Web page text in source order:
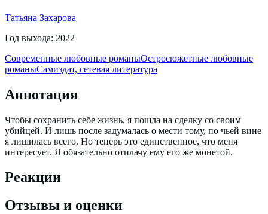
Татьяна Захарова
Год выхода: 2022
Современные любовные романыОстросюжетные любовные
романыСамиздат, сетевая литература
Аннотация
Чтобы сохранить себе жизнь, я пошла на сделку со своим
убийцей. И лишь после задумалась о мести тому, по чьей вине
я лишилась всего. Но теперь это единственное, что меня
интересует. Я обязательно отплачу ему его же монетой.
Реакции
Отзывы и оценки